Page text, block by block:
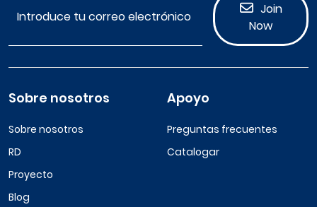
Join
Now
Sobre nosotros
Sobre nosotros
RD
Proyecto
Blog
Apoyo
Preguntas frecuentes
Catalogar